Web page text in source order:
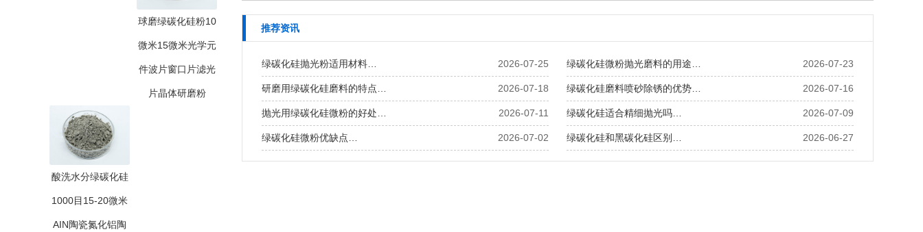
球磨绿碳化硅粉10
微米15微米光学元
件波片窗口片滤光
片晶体研磨粉
酸洗水分绿碳化硅
1000目15-20微米
AIN陶瓷氮化铝陶
推荐资讯
2026-07-25
绿碳化硅抛光粉适用材料… 2026-07-23
绿碳化硅微粉抛光磨料的用途…
2026-07-18
研磨用绿碳化硅磨料的特点… 2026-07-16
绿碳化硅磨料喷砂除锈的优势…
2026-07-11
抛光用绿碳化硅微粉的好处… 2026-07-09
绿碳化硅适合精细抛光吗…
2026-07-02
绿碳化硅微粉优缺点… 2026-06-27
绿碳化硅和黑碳化硅区别…